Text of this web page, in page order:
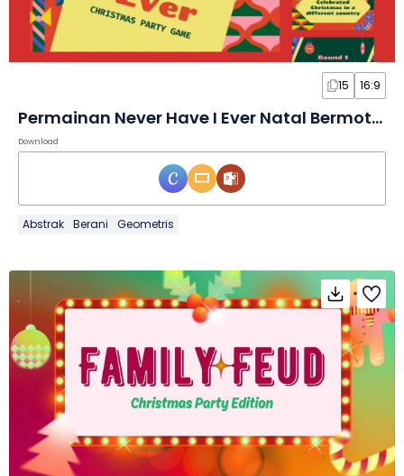
15 16:9
Permainan Never Have I Ever Natal Bermotif Geometris dalam Slide
Download
Abstrak Berani Geometris